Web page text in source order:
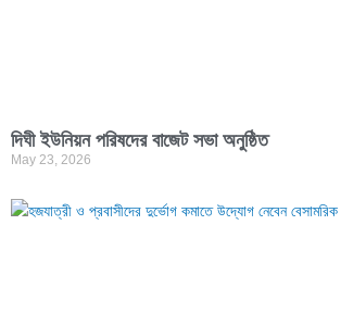
দিঘী ইউনিয়ন পরিষদের বাজেট সভা অনুষ্ঠিত
May 23, 2026